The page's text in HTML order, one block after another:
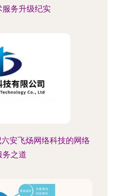
务升级纪实
安飞炀网络科技的网络
务之道